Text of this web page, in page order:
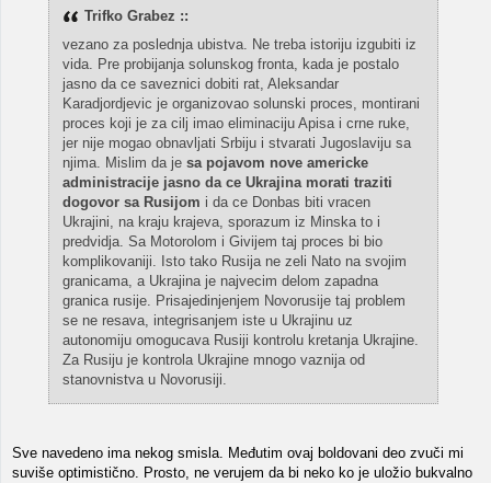
Trifko Grabez ::
vezano za poslednja ubistva. Ne treba istoriju izgubiti iz
vida. Pre probijanja solunskog fronta, kada je postalo
jasno da ce saveznici dobiti rat, Aleksandar
Karadjordjevic je organizovao solunski proces, montirani
proces koji je za cilj imao eliminaciju Apisa i crne ruke,
jer nije mogao obnavljati Srbiju i stvarati Jugoslaviju sa
njima. Mislim da jesa pojavom nove americke
administracije jasno da ce Ukrajina morati traziti
dogovor sa Rusijom i da ce Donbas biti vracen
Ukrajini, na kraju krajeva, sporazum iz Minska to i
predvidja. Sa Motorolom i Givijem taj proces bi bio
komplikovaniji. Isto tako Rusija ne zeli Nato na svojim
granicama, a Ukrajina je najvecim delom zapadna
granica rusije. Prisajedinjenjem Novorusije taj problem
se ne resava, integrisanjem iste u Ukrajinu uz
autonomiju omogucava Rusiji kontrolu kretanja Ukrajine.
Za Rusiju je kontrola Ukrajine mnogo vaznija od
stanovnistva u Novorusiji.
Sve navedeno ima nekog smisla. Međutim ovaj boldovani deo zvuči mi
suviše optimistično. Prosto, ne verujem da bi neko ko je uložio bukvalno